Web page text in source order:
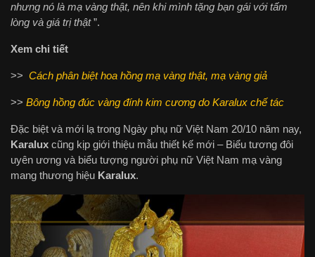
nhưng nó là mạ vàng thật, nên khi mình tặng bạn gái với tấm
lòng và giá trị thật”.
Xem chi tiết
>> Cách phân biệt hoa hồng mạ vàng thật, mạ vàng giả
>> Bông hồng đúc vàng đính kim cương do Karalux chế tác
Đặc biệt và mới lạ trong Ngày phụ nữ Việt Nam 20/10 năm nay,
Karalux cũng kịp giới thiệu mẫu thiết kế mới – Biểu tương đôi
uyên ương và biểu tượng người phụ nữ Việt Nam mạ vàng
mang thương hiệu Karalux.